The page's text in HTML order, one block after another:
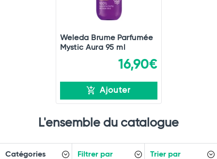
Weleda Brume Parfumée
Mystic Aura 95 ml
16,90€
Ajouter
L'ensemble du catalogue
Catégories Filtrer par Trier par